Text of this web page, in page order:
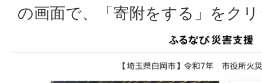
の画面で、「寄附をする」をク